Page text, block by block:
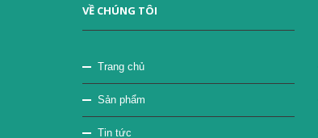
VỀ CHÚNG TÔI
Trang chủ
Sản phẩm
Tin tức